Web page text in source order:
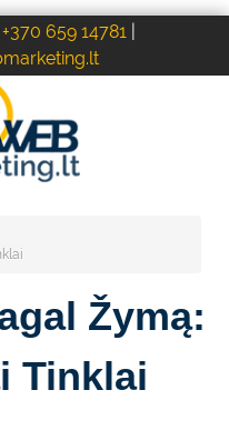
+370 659 14781
Žymą:
Tinklai